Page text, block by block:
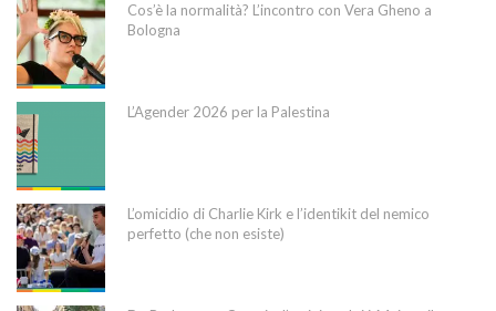
Cos’è la normalità? L’incontro con Vera Gheno a
Bologna
L’Agender 2026 per la Palestina
L’omicidio di Charlie Kirk e l’identikit del nemico
perfetto (che non esiste)